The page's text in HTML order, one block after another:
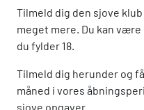
Tilmeld dig den sjove
meget mere. Du kan
du fylder 18.
Tilmeld dig herunder og
måned i vores
sjove opgaver.